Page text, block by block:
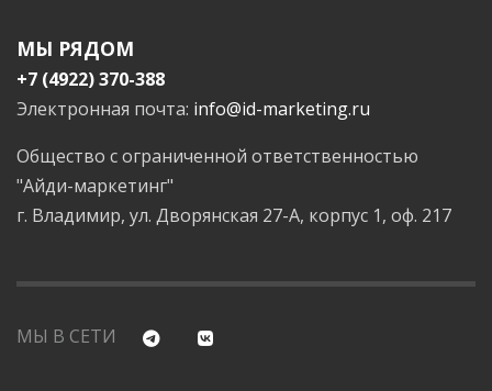
МЫ РЯДОМ
+7 (4922) 370-388
Электронная почта: info@id-marketing.ru
Общество с ограниченной ответственностью
"Айди-маркетинг"
г. Владимир, ул. Дворянская 27-А, корпус 1, оф. 217
МЫ В СЕТИ